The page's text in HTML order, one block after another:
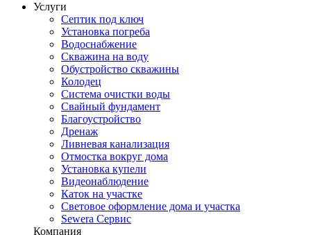
Услуги
Септик под ключ
Установка погреба
Водоснабжение
Скважина на воду
Обустройство скважины
Колодец
Система очистки воды
Свайный фундамент
Благоустройство
Дренаж
Ливневая канализация
Отмостка вокруг дома
Установка купели
Видеонаблюдение
Каток на участке
Световое оформление дома и участка
Sewera Сервис
Компания